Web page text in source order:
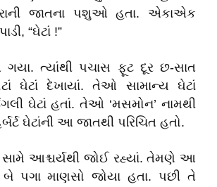
જાતના પશુઓ હતા. એકાએક
, “ઘેટાં !”
ગયા. ત્યાંથી પચાસ ફૂટ દૂર છ-સાત
ઘેટાં દેખાયાં. તેઓ સામાન્ય ઘેટાં
ઘેટાં હતાં. તેઓ ‘મસમોન’નામથી
ઘેટાંની આ જાતથી પરિચિત હતો.
આશ્ચર્યથી જોઈ રહ્યાં. તેમણે આ
પગા માણસો જોયા હતા. પછી તે